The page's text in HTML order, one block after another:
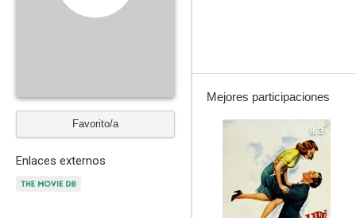
Favorito/a
Enlaces externos
Mejores participaciones
8.3